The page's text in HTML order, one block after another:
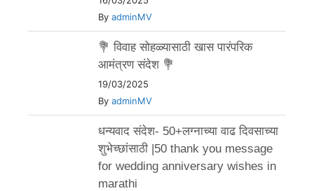
By adminMV
💐 विवाह सोहळ्यासाठी खास पारंपरिक
आमंत्रण संदेश 💐
19/03/2025
By adminMV
धन्यवाद संदेश- 50+लग्नाच्या वाढ दिवसाच्या
शुभेच्छांसाठी |50 thank you message
for wedding anniversary wishes in
marathi